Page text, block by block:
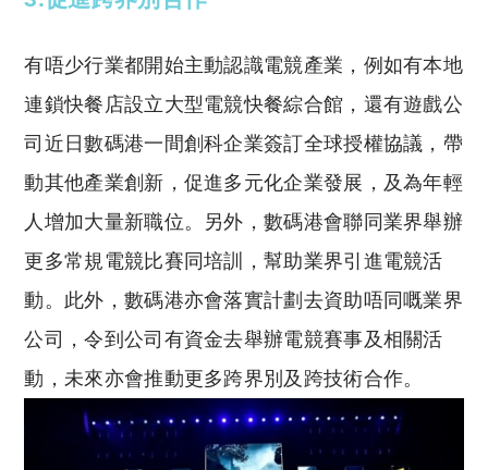
有唔少行業都開始主動認識電競產業，例如有本地
連鎖快餐店設立大型電競快餐綜合館，還有遊戲公
司近日數碼港一間創科企業簽訂全球授權協議，帶
動其他產業創新，促進多元化企業發展，及為年輕
人增加大量新職位。另外，數碼港會聯同業界舉辦
更多常規電競比賽同培訓，幫助業界引進電競活
動。此外，數碼港亦會落實計劃去資助唔同嘅業界
公司，令到公司有資金去舉辦電競賽事及相關活
動，未來亦會推動更多跨界別及跨技術合作。